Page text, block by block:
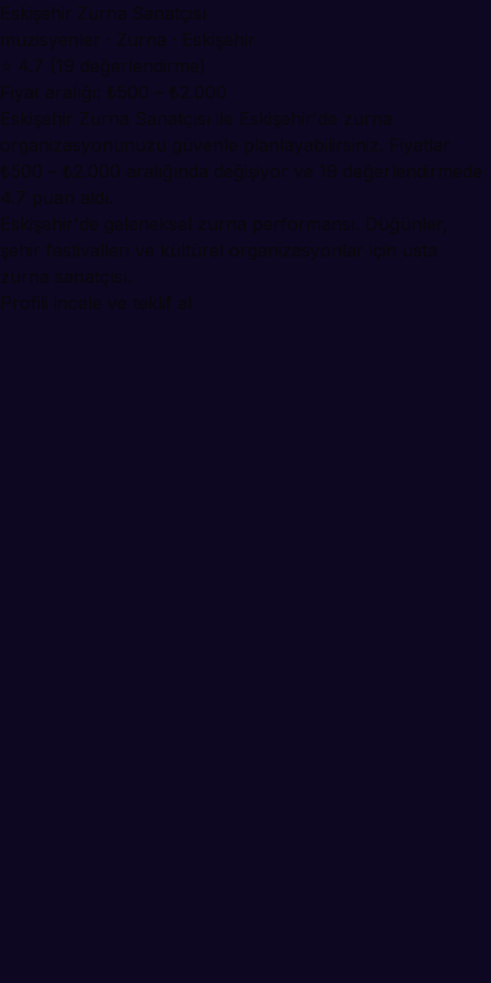
Eskişehir Zurna Sanatçısı
muzisyenler · Zurna · Eskişehir
⭐ 4.7 (19 değerlendirme)
Fiyat aralığı: ₺500 – ₺2.000
Eskişehir Zurna Sanatçısı ile Eskişehir'de zurna
organizasyonunuzu güvenle planlayabilirsiniz. Fiyatlar
₺500 – ₺2.000 aralığında değişiyor ve 19 değerlendirmede
4.7 puan aldı.
Eskişehir'de geleneksel zurna performansı. Düğünler,
şehir festivalleri ve kültürel organizasyonlar için usta
zurna sanatçısı.
Profili incele ve teklif al